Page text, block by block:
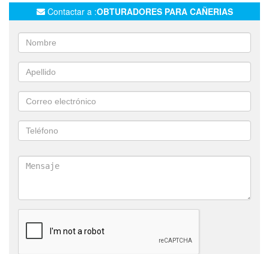
Contactar a :OBTURADORES PARA CAÑERIAS